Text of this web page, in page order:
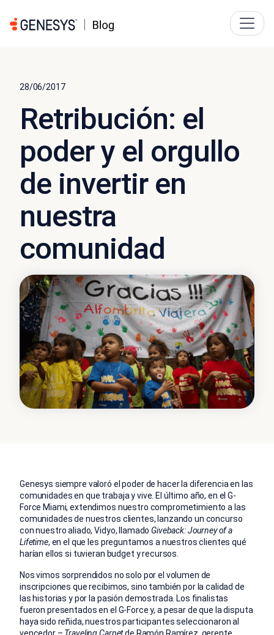
28/06/2017
Retribución: el
poder y el orgullo
de invertir en
nuestra
comunidad
Genesys siempre valoró el poder de hacer la diferencia en las
comunidades en que trabaja y vive. El último año, en el G-
Force Miami, extendimos nuestro comprometimiento a las
comunidades de nuestros clientes, lanzando un concurso
con nuestro aliado, Vidyo, llamadoGiveback: Journey of a
Lifetime, en el que les preguntamos a nuestros clientes qué
harían ellos si tuvieran budget y recursos.
Nos vimos sorprendidos no solo por el volumen de
inscripciones que recibimos, sino también por la calidad de
las historias y por la pasión demostrada. Los finalistas
fueron presentados en el G-Force y, a pesar de que la disputa
haya sido reñida, nuestros participantes seleccionaron al